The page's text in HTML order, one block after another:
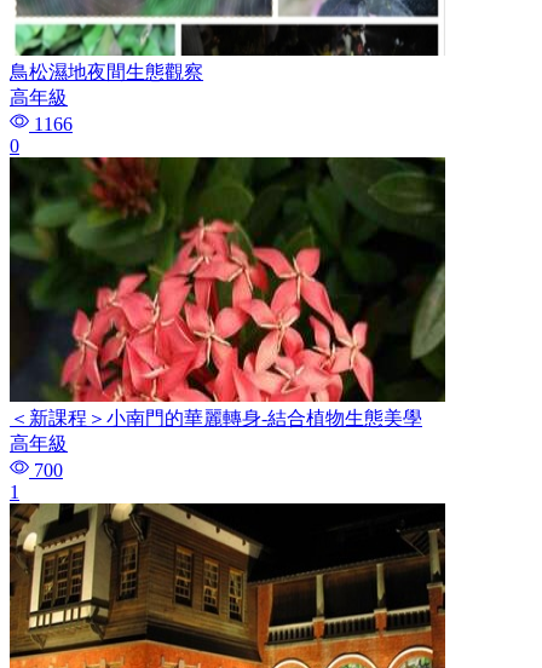
鳥松濕地夜間生態觀察
高年級
1166
0
＜新課程＞小南門的華麗轉身-結合植物生態美學
高年級
700
1